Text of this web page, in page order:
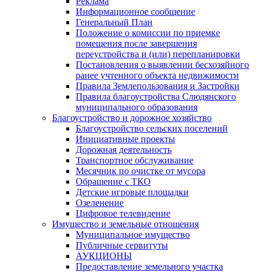
Информационное сообщение
Генеральный План
Положение о комиссии по приемке
помещения после завершения
переустройства и (или) перепланировки
Постановления о выявлении бесхозяйного
ранее учтенного объекта недвижимости
Правила Землепользования и Застройки
Правила благоустройства Слюдянского
муниципального образования
Благоустройство и дорожное хозяйство
Благоустройство сельских поселений
Инициативные проекты
Дорожная деятельность
Транспортное обслуживание
Месячник по очистке от мусора
Обращение с ТКО
Детские игровые площадки
Озеленение
Цифровое телевидение
Имущество и земельные отношения
Муниципальное имущество
Публичные сервитуты
АУКЦИОНЫ
Предоставление земельного участка